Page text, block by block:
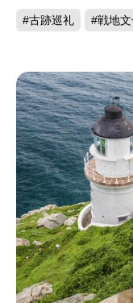
るため絶好の漁
は、見逃せない
#古跡巡礼 #戦地